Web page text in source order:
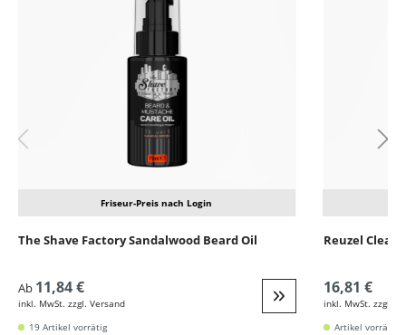
Friseur-Preis nach Login
The Shave Factory Sandalwood Beard Oil
Ab 11,84 €
inkl. MwSt. zzgl. Versand Weiter zur Detail
19 Artikel vorrätig
Reuzel Clean
16,81 €
inkl. MwSt. zzgl.
Artikel vorrätig